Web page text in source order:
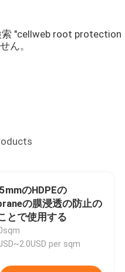
"cellweb root protection
ん。
のHDPEの
の膜浸透の防止の
とで使用する
per sqm